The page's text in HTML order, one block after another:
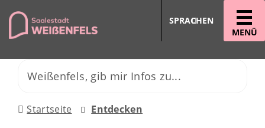
MENÜ
SPRACHEN
Startseite Entdecken